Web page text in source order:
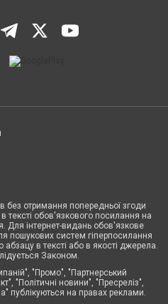
без отримання попередньої згоди
обов'язкового посилання на
Для інтернет-видань обов'язкове
пошукових систем гіперпосилання
абзацу в тексті або в якості джерела.
Законом.
"Промо", "Партнерський
"Політичні новини", "Пресреліз",
публікуються на правах реклами.